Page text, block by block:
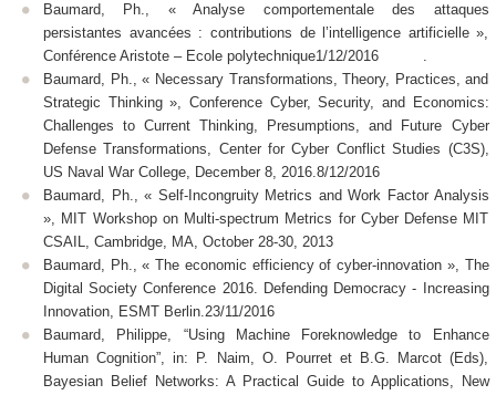
Baumard, Ph., « Analyse comportementale des attaques
persistantes avancées : contributions de l’intelligence artificielle »,
Conférence Aristote – Ecole polytechnique1/12/2016 .
Baumard, Ph., « Necessary Transformations, Theory, Practices, and
Strategic Thinking », Conference Cyber, Security, and Economics:
Challenges to Current Thinking, Presumptions, and Future Cyber
Defense Transformations, Center for Cyber Conflict Studies (C3S),
US Naval War College, December 8, 2016.8/12/2016
Baumard, Ph., « Self-Incongruity Metrics and Work Factor Analysis
», MIT Workshop on Multi-spectrum Metrics for Cyber Defense MIT
CSAIL, Cambridge, MA, October 28-30, 2013
Baumard, Ph., « The economic efficiency of cyber-innovation », The
Digital Society Conference 2016. Defending Democracy - Increasing
Innovation, ESMT Berlin.23/11/2016
Baumard, Philippe, “Using Machine Foreknowledge to Enhance
Human Cognition”, in: P. Naim, O. Pourret et B.G. Marcot (Eds),
Bayesian Belief Networks: A Practical Guide to Applications, New